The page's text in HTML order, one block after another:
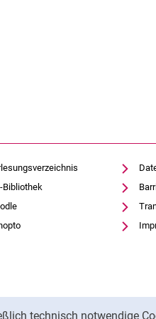
technisch notwendige
Bibliothek